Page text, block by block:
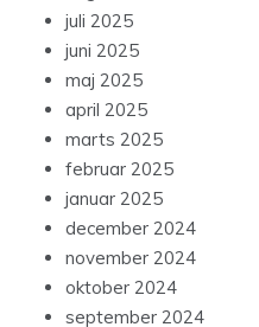
juli 2025
juni 2025
maj 2025
april 2025
marts 2025
februar 2025
januar 2025
december 2024
november 2024
oktober 2024
september 2024